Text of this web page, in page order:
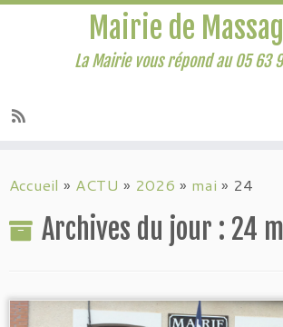
Mairie de
La Mairie vous répond au 05 63
Accueil » ACTU » 2026 » mai » 24
Archives du jour : 24